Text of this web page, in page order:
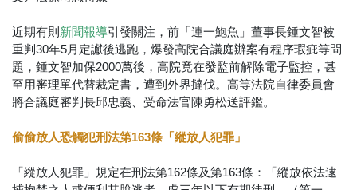
近期有則 新聞報導引發關注，前「連一鮑魚」董事長鍾文智被
重判30年5月定讞後逃跑，爆發高院合議庭辦案有程序瑕疵等問
題，鍾文智加保2000萬後，高院竟在發監前解除電子監控，甚
至用審理單代替裁定書，遭到外界撻伐。高等法院自律委員會
將合議庭審判長邱忠義、受命法官陳勇松送評鑑。
偷偷放人恐觸犯刑法第163條「縱放人犯罪」
「縱放人犯罪」規定在刑法第162條及第163條：「縱放依法逮